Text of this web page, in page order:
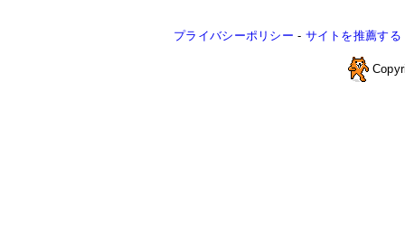
プライバシーポリシー - サイトを推薦する